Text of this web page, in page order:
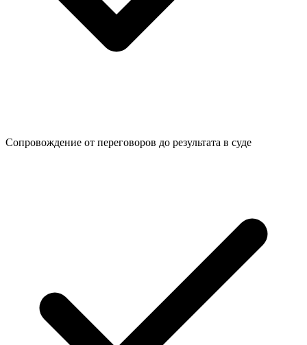
Сопровождение от переговоров до результата в суде